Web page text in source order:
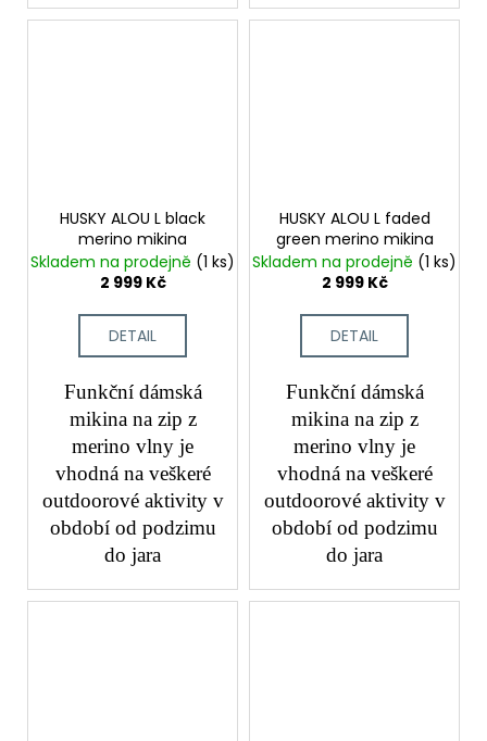
HUSKY ALOU L black
merino mikina
Skladem na prodejně (1 ks)
2 999 Kč
DETAIL
Funkční dámská
mikina na zip z
merino vlny je
vhodná na veškeré
outdoorové aktivity v
období od podzimu
do jara
HUSKY ALOU L faded
green merino mikina
Skladem na prodejně (1 ks)
2 999 Kč
DETAIL
Funkční dámská
mikina na zip z
merino vlny je
vhodná na veškeré
outdoorové aktivity v
období od podzimu
do jara